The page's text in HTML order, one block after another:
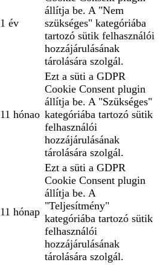
1 év
állítja be. A "Nem
szükséges" kategóriába
tartozó sütik felhasználói
hozzájárulásának
tárolására szolgál.
11 hónao
Ezt a süti a GDPR
Cookie Consent plugin
állítja be. A "Szükséges"
kategóriába tartozó sütik
felhasználói
hozzájárulásának
tárolására szolgál.
11 hónap
Ezt a süti a GDPR
Cookie Consent plugin
állítja be. A
"Teljesítmény"
kategóriába tartozó sütik
felhasználói
hozzájárulásának
tárolására szolgál.